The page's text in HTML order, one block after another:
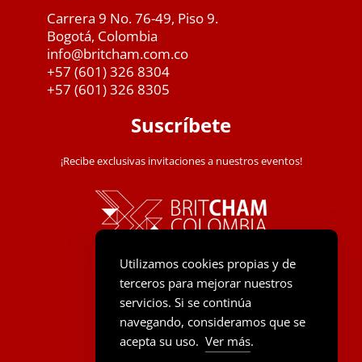
Carrera 9 No. 76-49, Piso 9.
Bogotá, Colombia
info@britcham.com.co
+57 (601) 326 8304
+57 (601) 326 8305
Suscríbete
¡Recibe exclusivas invitaciones a nuestros eventos!
Utilizamos cookies propias y de
terceros para mejorar nuestros
servicios. Si se continúa
navegando, consideramos que se
acepta su uso. Ver más.